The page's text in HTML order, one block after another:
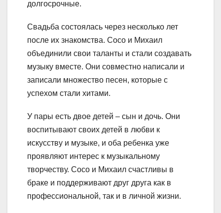
долгосрочные.
Свадьба состоялась через несколько лет
после их знакомства. Сосо и Михаил
объединили свои таланты и стали создавать
музыку вместе. Они совместно написали и
записали множество песен, которые с
успехом стали хитами.
У пары есть двое детей – сын и дочь. Они
воспитывают своих детей в любви к
искусству и музыке, и оба ребенка уже
проявляют интерес к музыкальному
творчеству. Сосо и Михаил счастливы в
браке и поддерживают друг друга как в
профессиональной, так и в личной жизни.